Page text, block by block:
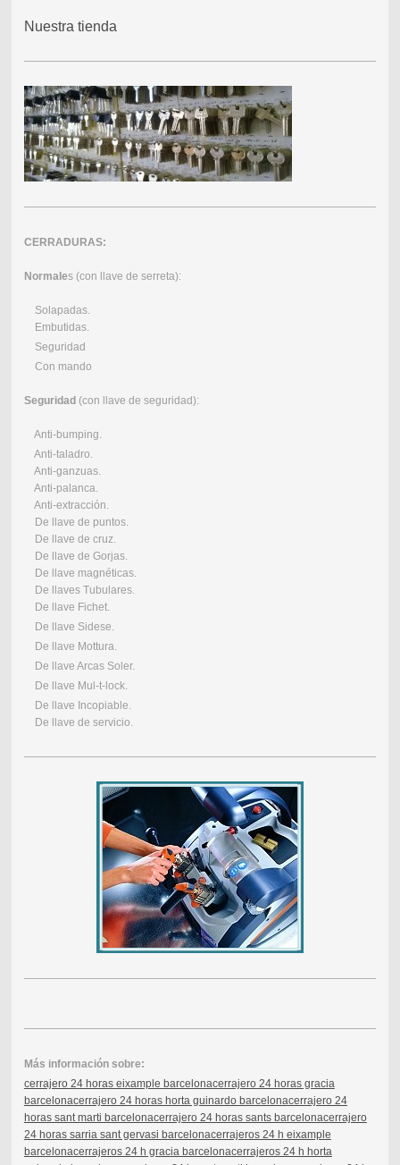
Nuestra tienda
CERRADURAS:
Normales (con llave de serreta):
Solapadas.
Embutidas.
Seguridad
Con mando
Seguridad(con llave de seguridad):
Anti-bumping.
Anti-taladro.
Anti-ganzuas.
Anti-palanca.
Anti-extracción.
De llave de puntos.
De llave de cruz.
De llave de Gorjas.
De llave magnéticas.
De llaves Tubulares.
De llave Fichet.
De llave Sidese.
De llave Mottura.
De llave Arcas Soler.
De llave Mul-t-lock.
De llave Incopiable.
De llave de servicio.
Más información sobre:
cerrajero 24 horas eixample barcelonacerrajero 24 horas gracia
barcelonacerrajero 24 horas horta guinardo barcelonacerrajero 24
horas sant marti barcelonacerrajero 24 horas sants barcelonacerrajero
24 horas sarria sant gervasi barcelonacerrajeros 24 h eixample
barcelonacerrajeros 24 h gracia barcelonacerrajeros 24 h horta